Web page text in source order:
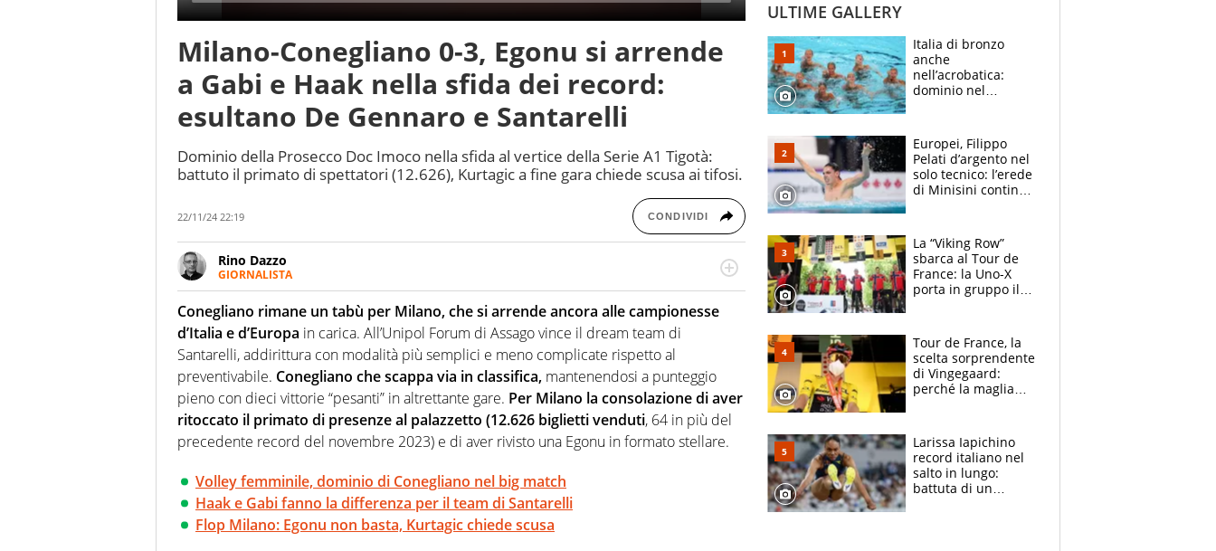
Milano-Conegliano 0-3, Egonu si arrende
a Gabi e Haak nella sfida dei record:
esultano De Gennaro e Santarelli
Dominio della Prosecco Doc Imoco nella sfida al vertice della Serie A1 Tigotà:
battuto il primato di spettatori (12.626), Kurtagic a fine gara chiede scusa ai tifosi.
22/11/24 22:19 CONDIVIDI
Rino Dazzo
GIORNALISTA
Se mai ci fosse modo di traslare il glossario del calcio in una nicchia di esperti, lui ne
farebbe parte. Non si perde una svista arbitrale né gli umori social del mondo delle
curve
Conegliano rimane un tabù per Milano, che si arrende ancora alle campionesse
d’Italia e d’Europa in carica. All’Unipol Forum di Assago vince il dream team di
Santarelli, addirittura con modalità più semplici e meno complicate rispetto al
preventivabile. Conegliano che scappa via in classifica, mantenendosi a punteggio
pieno con dieci vittorie “pesanti” in altrettante gare. Per Milano la consolazione di aver
ritoccato il primato di presenze al palazzetto (12.626 biglietti venduti, 64 in più del
precedente record del novembre 2023) e di aver rivisto una Egonu in formato stellare.
Volley femminile, dominio di Conegliano nel big match
Haak e Gabi fanno la differenza per il team di Santarelli
Flop Milano: Egonu non basta, Kurtagic chiede scusa
ULTIME GALLERY
Italia di bronzo
anche
nell’acrobatica:
dominio nel
e compagni
continuare
Europei, Filippo
Pelati d’argento nel
solo tecnico: l’erede
di Minisini continua
mirino
La “Viking Row”
sbarca al Tour de
France: la Uno-X
porta in gruppo il
compagni
Tour de France, la
scelta sorprendente
di Vingegaard:
perché la maglia
rischio da evitare
Larissa Iapichino
record italiano nel
salto in lungo:
battuta di un